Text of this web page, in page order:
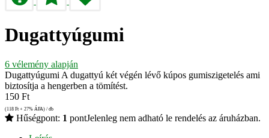
Dugattyúgumi
6 vélemény alapján
Dugattyúgumi A dugattyú két végén lévő kúpos gumiszigetelés ami
biztosítja a hengerben a tömítést.
150 Ft
(118 Ft + 27% ÁFA) / db
Hűségpont: 1 pontJelenleg nem adható le rendelés az áruházban.